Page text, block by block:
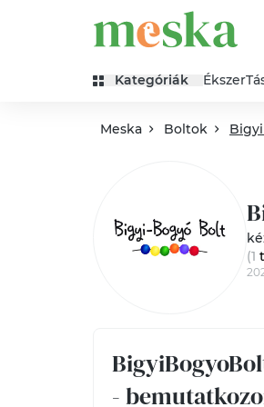
Kategóriák Ékszer
Meska Boltok
(1
-